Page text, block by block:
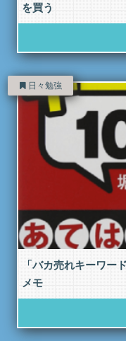
を買う
日々勉強
「バカ売れキーワー
メモ